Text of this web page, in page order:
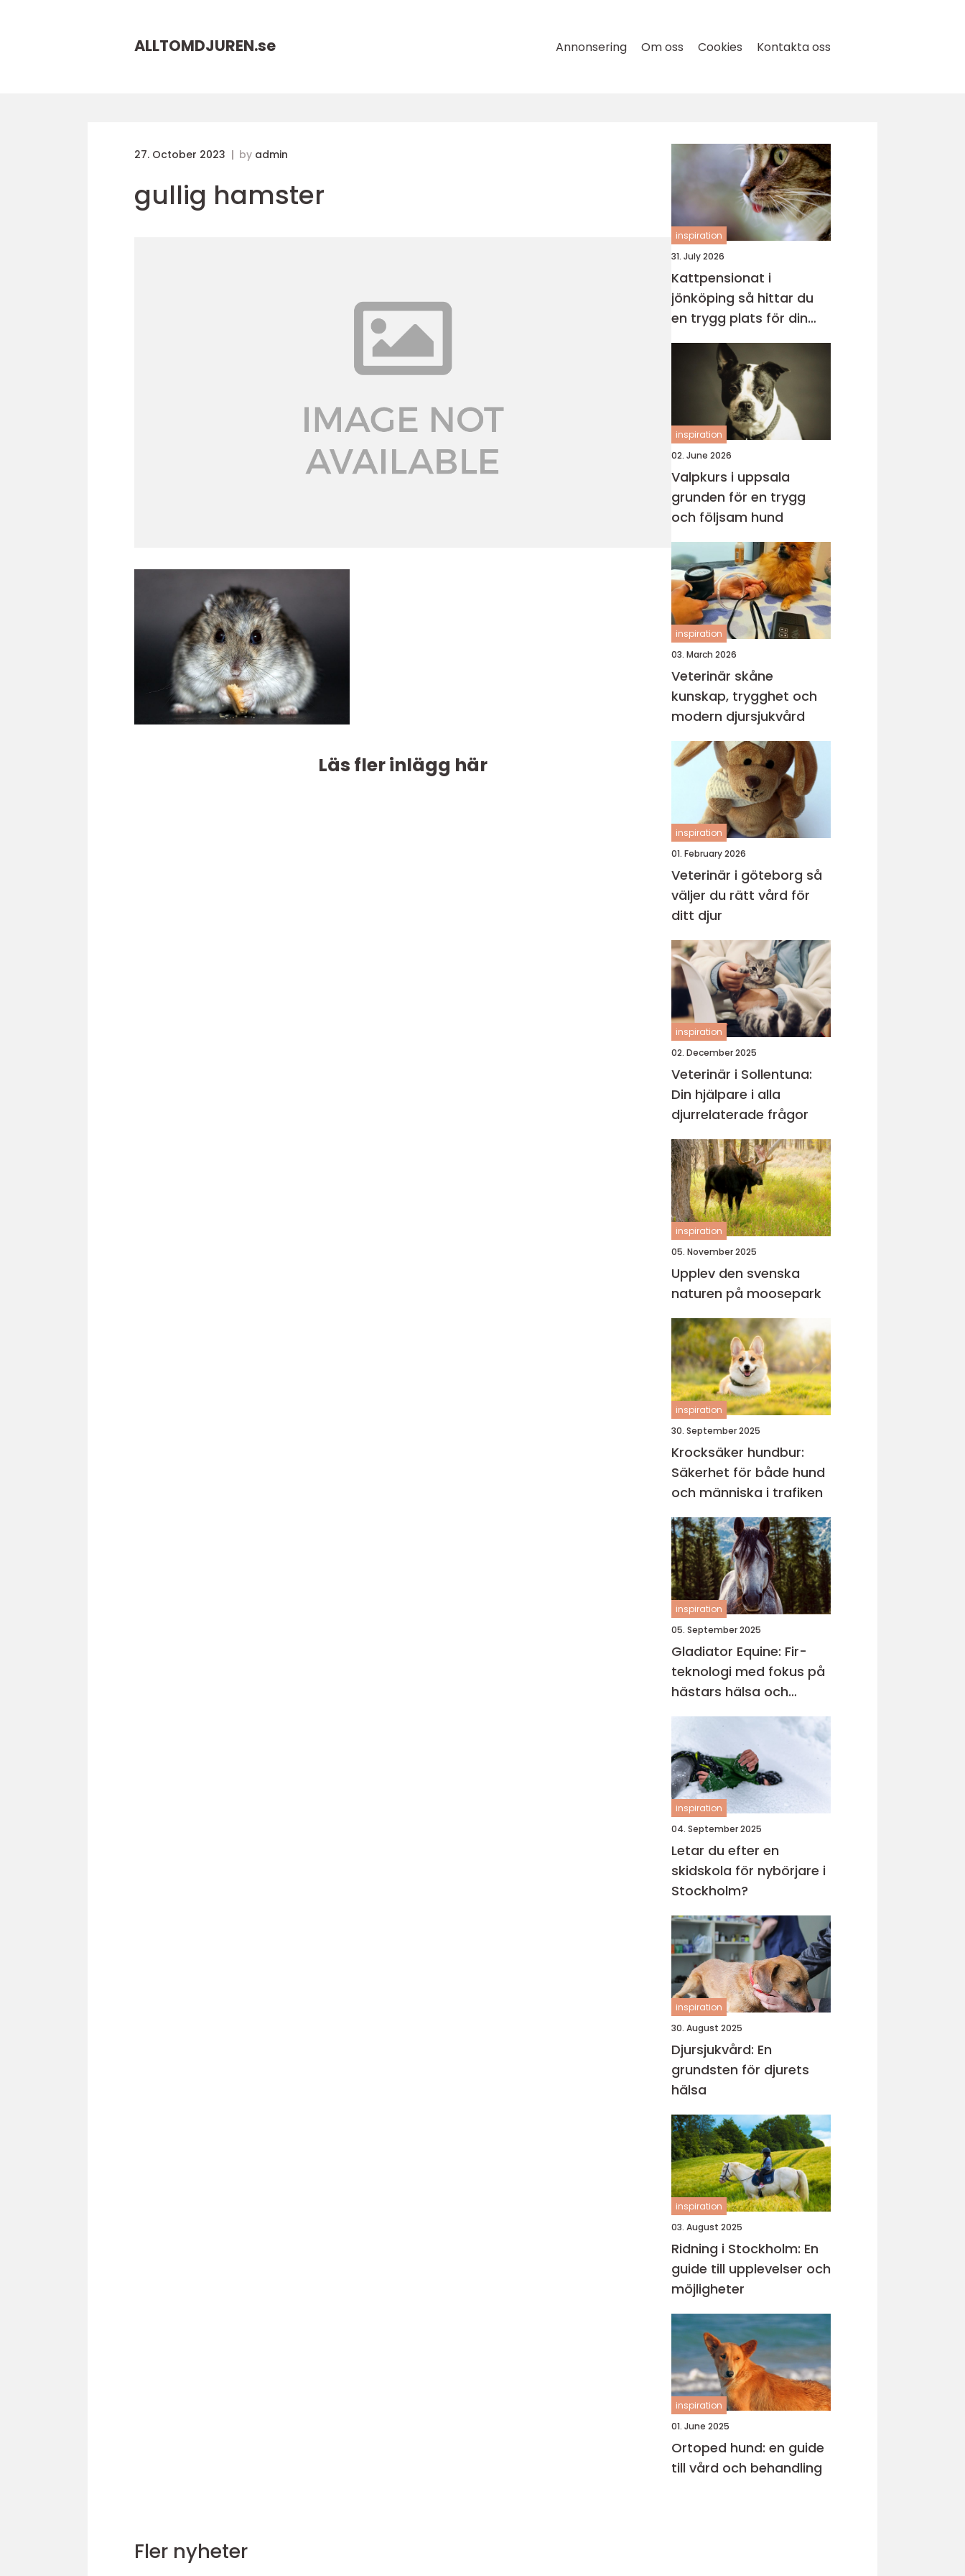
ALLTOMDJUREN.se Annonsering Om oss Cookies Kontakta oss
27. October 2023 by admin
gullig hamster
Läs fler inlägg här
inspiration
31. July 2026
Kattpensionat i
jönköping så hittar du
en trygg plats för din
katt
inspiration
02. June 2026
Valpkurs i uppsala
grunden för en trygg
och följsam hund
inspiration
03. March 2026
Veterinär skåne
kunskap, trygghet och
modern djursjukvård
inspiration
01. February 2026
Veterinär i göteborg så
väljer du rätt vård för
ditt djur
inspiration
02. December 2025
Veterinär i Sollentuna:
Din hjälpare i alla
djurrelaterade frågor
inspiration
05. November 2025
Upplev den svenska
naturen på moosepark
inspiration
30. September 2025
Krocksäker hundbur:
Säkerhet för både hund
och människa i trafiken
inspiration
05. September 2025
Gladiator Equine: Fir-
teknologi med fokus på
hästars hälsa och
välbefinnande
inspiration
04. September 2025
Letar du efter en
skidskola för nybörjare i
Stockholm?
inspiration
30. August 2025
Djursjukvård: En
grundsten för djurets
hälsa
inspiration
03. August 2025
Ridning i Stockholm: En
guide till upplevelser och
möjligheter
inspiration
01. June 2025
Ortoped hund: en guide
till vård och behandling
Fler nyheter